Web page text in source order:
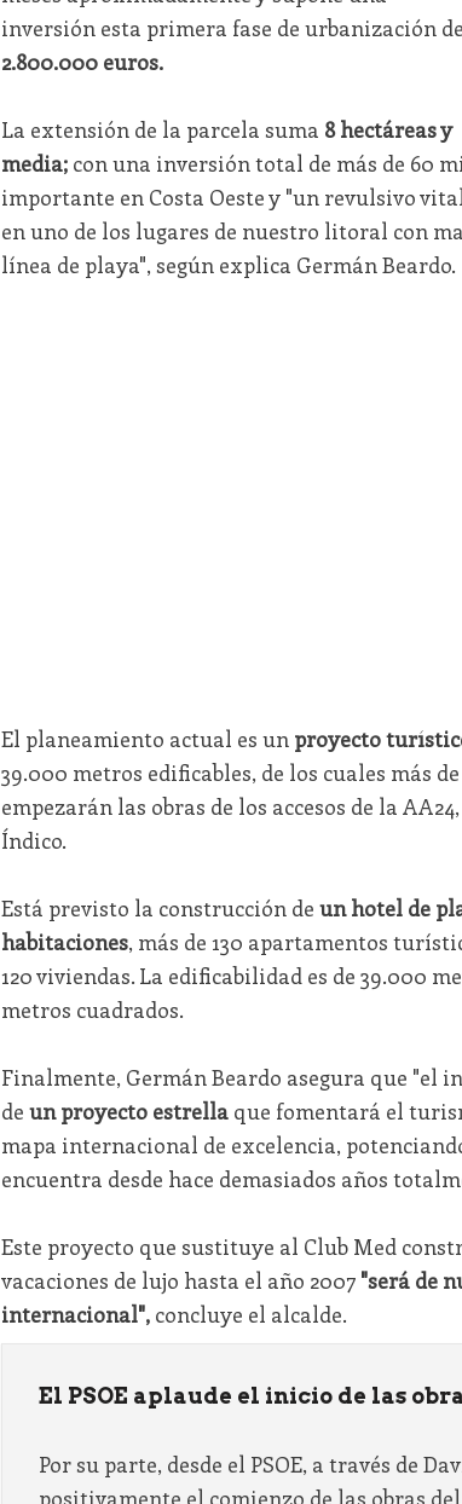
inversión esta primera fase de urbanización de
2.800.000 euros.
La extensión de la parcela suma 8 hectáreas y
media;con una inversión total de más de 60
importante en Costa Oeste y "un revulsivo
en uno de los lugares de nuestro litoral con
línea de playa", según explica Germán Beardo.
El planeamiento actual es un proyecto
39.000 metros edificables, de los cuales más
empezarán las obras de los accesos de la
Índico.
Está previsto la construcción de un hotel de
habitaciones, más de 130 apartamentos
120 viviendas. La edificabilidad es de 39.000
metros cuadrados.
Finalmente, Germán Beardo asegura que "el
de un proyecto estrellaque fomentará el
mapa internacional de excelencia,
encuentra desde hace demasiados años
Este proyecto que sustituye al Club Med
vacaciones de lujo hasta el año 2007"será de
internacional",concluye el alcalde.
El PSOE aplaude el inicio de las
Por su parte, desde el PSOE, a través de